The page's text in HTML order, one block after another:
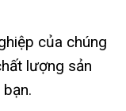
của chúng
lượng sản